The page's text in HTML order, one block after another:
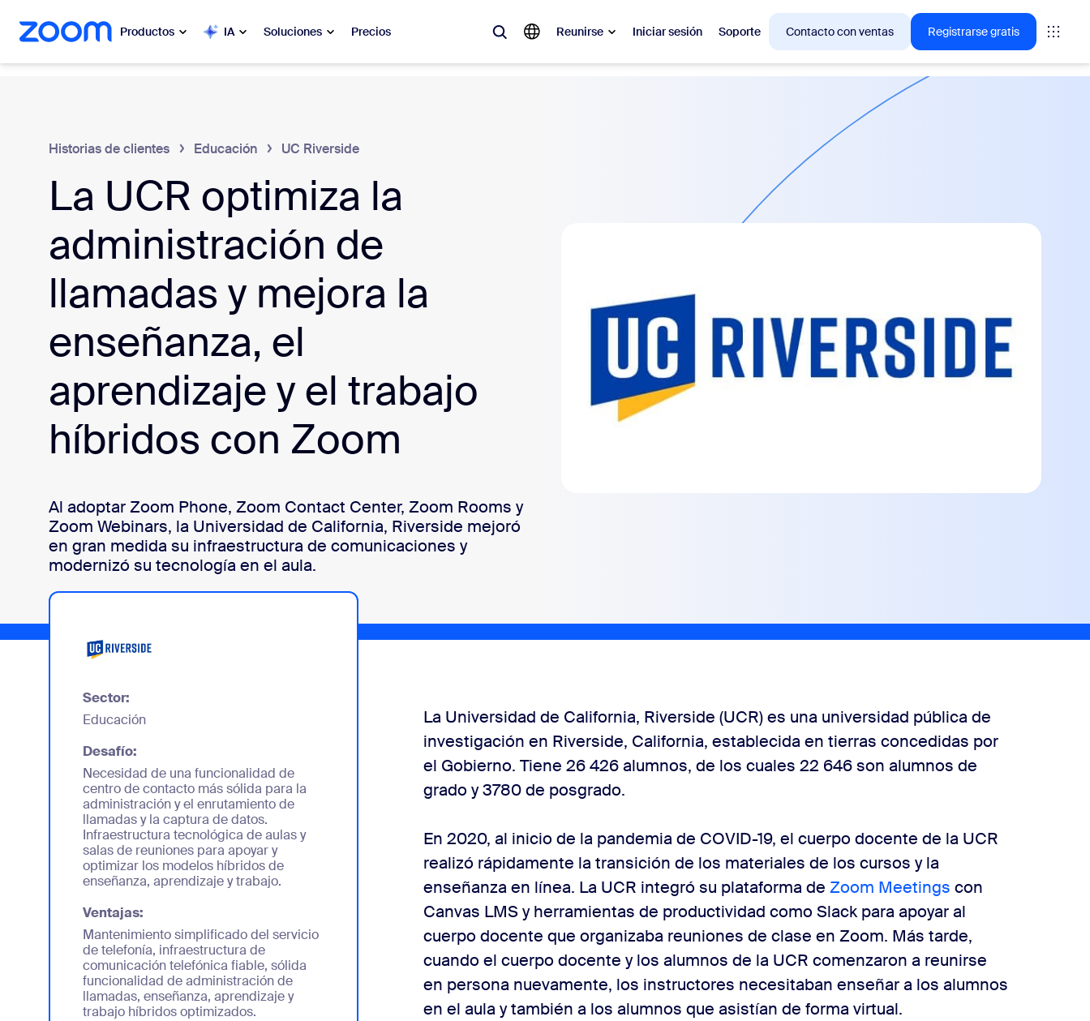
contenido principal
al chat de ayuda Productos IA Soluciones Precios Reunirse Iniciar sesión Soporte Contacto con ventas Registrarse gratis
Zoom Workplace
Servicios comerciales de Zoom
Zoom CX
Desarrolladores
Aplicaciones e integraciones
Lo más solicitado, lo que está en tendencia, lo que genera expectativa: las soluciones en las que los clientes de Zoom están interesados
en este momento.
Mis notas
ZoomMate Rooms
Centro de contacto
Instalar en el escritorio
Centro de descargas
Iniciar contacto
+1.888.799.9666/ +1.888.303.1012
Historias de clientes Educación UC Riverside
La UCR optimiza la
administración de
llamadas y mejora la
enseñanza, el
aprendizaje y el trabajo
híbridos con Zoom
Al adoptar Zoom Phone, Zoom Contact Center, Zoom Rooms y
Zoom Webinars, la Universidad de California, Riverside mejoró
en gran medida su infraestructura de comunicaciones y
modernizó su tecnología en el aula.
Sector:
Educación
Desafío:
Necesidad de una funcionalidad de
centro de contacto más sólida para la
administración y el enrutamiento de
llamadas y la captura de datos.
Infraestructura tecnológica de aulas y
salas de reuniones para apoyar y
optimizar los modelos híbridos de
enseñanza, aprendizaje y trabajo.
Ventajas:
Mantenimiento simplificado del servicio
de telefonía, infraestructura de
comunicación telefónica fiable, sólida
funcionalidad de administración de
llamadas, enseñanza, aprendizaje y
trabajo híbridos optimizados.
La Universidad de California, Riverside (UCR) es una universidad pública de
investigación en Riverside, California, establecida en tierras concedidas por
el Gobierno. Tiene 26 426 alumnos, de los cuales 22 646 son alumnos de
grado y 3780 de posgrado.
En 2020, al inicio de la pandemia de COVID-19, el cuerpo docente de la UCR
realizó rápidamente la transición de los materiales de los cursos y la
enseñanza en línea. La UCR integró su plataforma deZoom Meetings con
Canvas LMS y herramientas de productividad como Slack para apoyar al
cuerpo docente que organizaba reuniones de clase en Zoom. Más tarde,
cuando el cuerpo docente y los alumnos de la UCR comenzaron a reunirse
en persona nuevamente, los instructores necesitaban enseñar a los alumnos
en el aula y también a los alumnos que asistían de forma virtual.